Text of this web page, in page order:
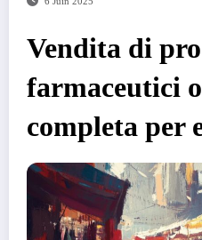
Vendita di
farmaceutici
completa per